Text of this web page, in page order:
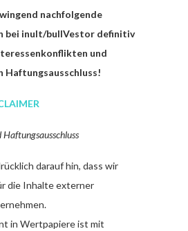
nachfolgende
bei inult/bullVestor definitiv
und
Haftungsausschluss!
Haftungsausschluss
darauf hin, dass wir
die Inhalte externer
in Wertpapiere ist mit